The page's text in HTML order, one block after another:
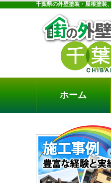
千葉県の外壁塗装・屋根塗装
ホーム